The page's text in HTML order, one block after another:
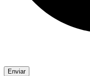
Enviar